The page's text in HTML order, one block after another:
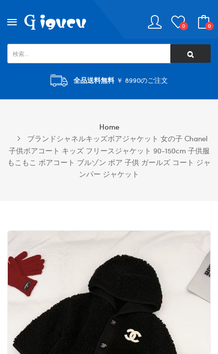
0 0
全品送料無料￥ 8990のご注文
Home
ブランドシャネルキッズボアジャケット 女の子 Chanel
子供ボアコート キッズ フリースジャケット 90-150cm 子供服
もこもこ ボアコート ブルゾン ボア 子供 ガールズ コート ジャ
ンパー ジャケット